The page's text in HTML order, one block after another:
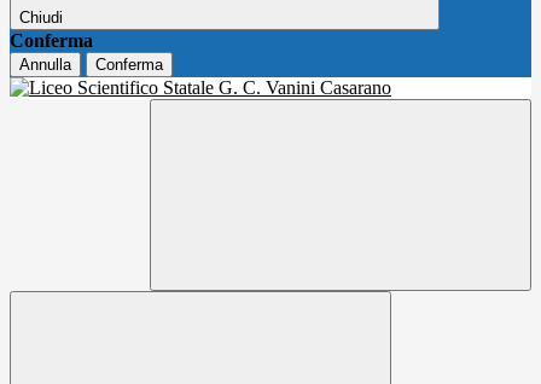
Chiudi
Conferma
Annulla Conferma